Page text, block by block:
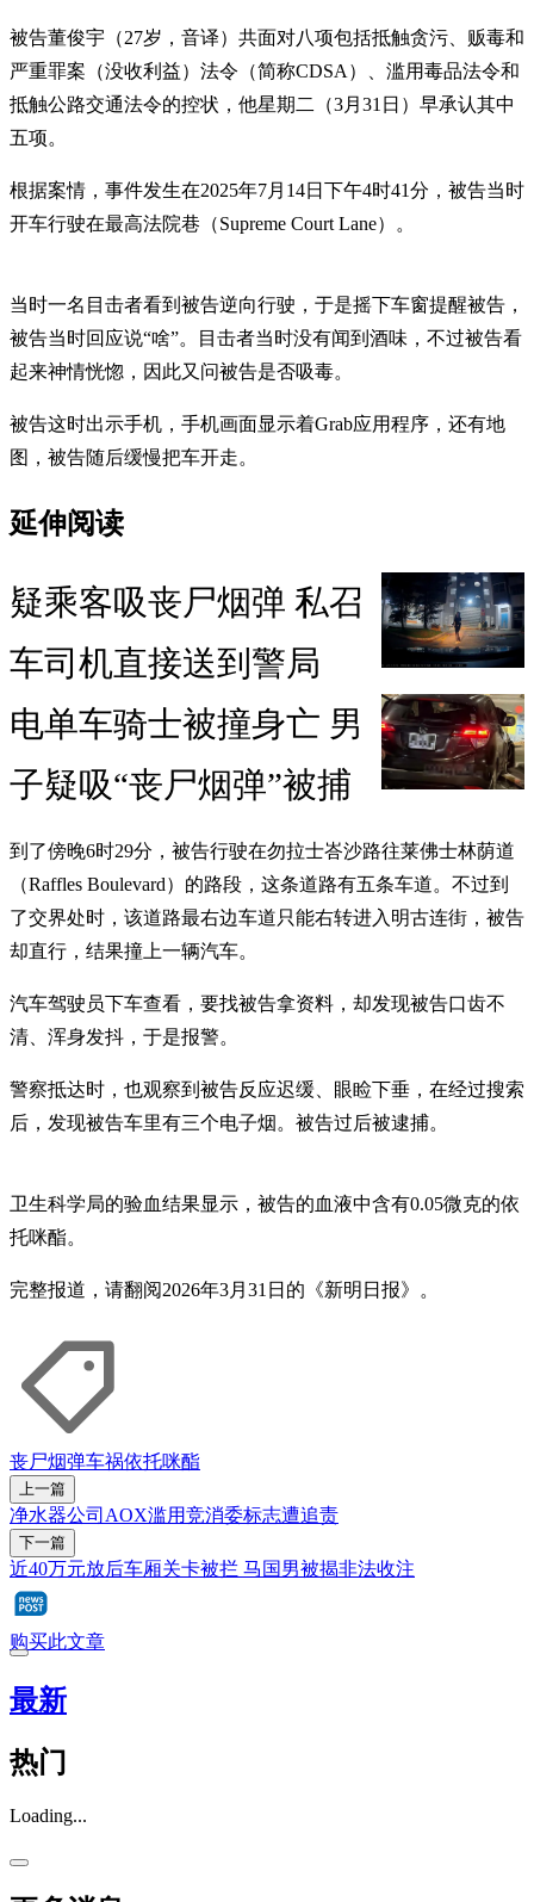
被告董俊宇（27岁，音译）共面对八项包括抵触贪污、贩毒和
严重罪案（没收利益）法令（简称CDSA）、滥用毒品法令和
抵触公路交通法令的控状，他星期二（3月31日）早承认其中
五项。
根据案情，事件发生在2025年7月14日下午4时41分，被告当时
开车行驶在最高法院巷（Supreme Court Lane）。
当时一名目击者看到被告逆向行驶，于是摇下车窗提醒被告，
被告当时回应说“啥”。目击者当时没有闻到酒味，不过被告看
起来神情恍惚，因此又问被告是否吸毒。
被告这时出示手机，手机画面显示着Grab应用程序，还有地
图，被告随后缓慢把车开走。
延伸阅读
疑乘客吸丧尸烟弹 私召
车司机直接送到警局
电单车骑士被撞身亡 男
子疑吸“丧尸烟弹”被捕
到了傍晚6时29分，被告行驶在勿拉士峇沙路往莱佛士林荫道
（Raffles Boulevard）的路段，这条道路有五条车道。不过到
了交界处时，该道路最右边车道只能右转进入明古连街，被告
却直行，结果撞上一辆汽车。
汽车驾驶员下车查看，要找被告拿资料，却发现被告口齿不
清、浑身发抖，于是报警。
警察抵达时，也观察到被告反应迟缓、眼睑下垂，在经过搜索
后，发现被告车里有三个电子烟。被告过后被逮捕。
卫生科学局的验血结果显示，被告的血液中含有0.05微克的依
托咪酯。
完整报道，请翻阅2026年3月31日的《新明日报》。
丧尸烟弹车祸依托咪酯
上一篇
净水器公司AOX滥用竞消委标志遭追责
下一篇
近40万元放后车厢关卡被拦 马国男被揭非法收注
购买此文章
最新
热门
Loading...